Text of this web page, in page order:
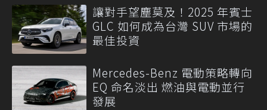
讓對手望塵莫及！2025 年賓士
GLC 如何成為台灣 SUV 市場的
最佳投資
Mercedes-Benz 電動策略轉向
EQ 命名淡出 燃油與電動並行
發展